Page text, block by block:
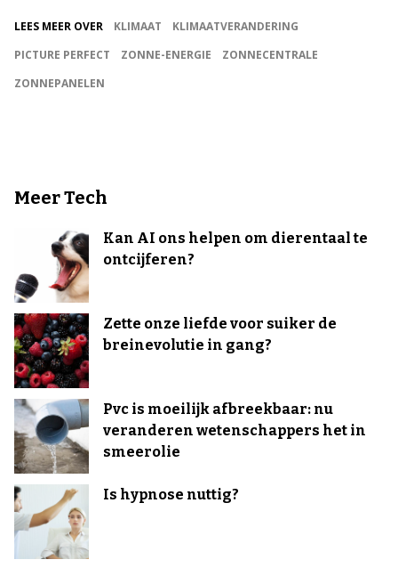
LEES MEER OVER KLIMAAT
KLIMAATVERANDERING
PICTURE PERFECT
ZONNE-ENERGIE
ZONNECENTRALE
ZONNEPANELEN
Meer Tech
Kan AI ons helpen om dierentaal te
ontcijferen?
Zette onze liefde voor suiker de
breinevolutie in gang?
Pvc is moeilijk afbreekbaar: nu
veranderen wetenschappers het in
smeerolie
Is hypnose nuttig?